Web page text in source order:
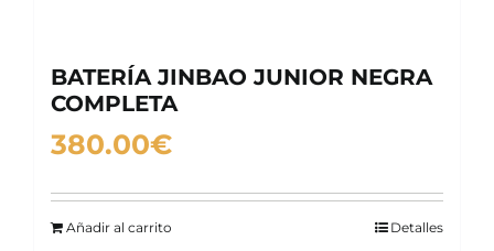
BATERÍA JINBAO JUNIOR NEGRA
COMPLETA
380.00€
Añadir al carrito Detalles